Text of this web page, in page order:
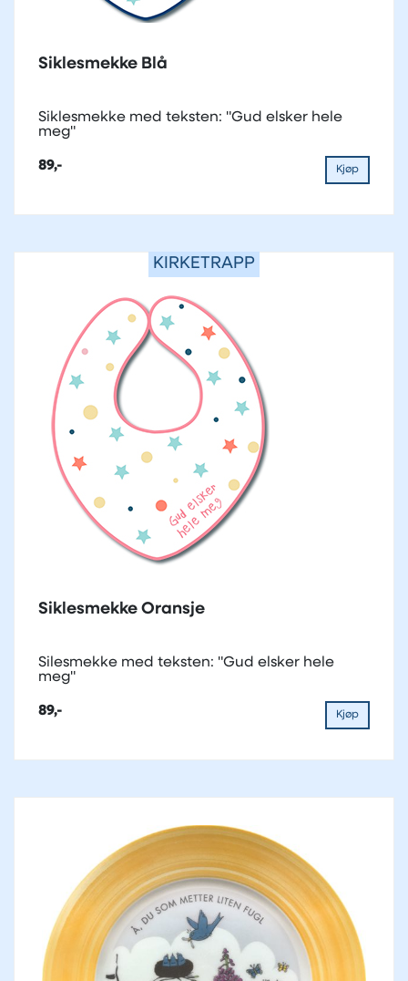
Siklesmekke Blå
Siklesmekke med teksten: "Gud elsker hele
meg"
89,- Kjøp
KIRKETRAPP
Siklesmekke Oransje
Silesmekke med teksten: "Gud elsker hele
meg"
89,- Kjøp